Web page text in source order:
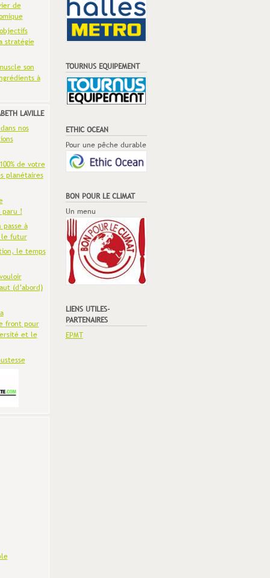
de
stratégie
son
à
LAVILLE
nos
de votre
planétaires
paru !
passe à
le futur
le temps
(d’abord)
front pour
et le
TOURNUS EQUIPEMENT
ETHIC OCEAN
Pour une pêche durable
BON POUR LE CLIMAT
Un menu
LIENS UTILES-
PARTENAIRES
EPMT